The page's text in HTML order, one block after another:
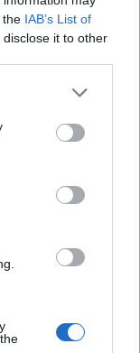
the IAB’s List of
it to other
festes amb més
turistes visiten la
juliol i agost